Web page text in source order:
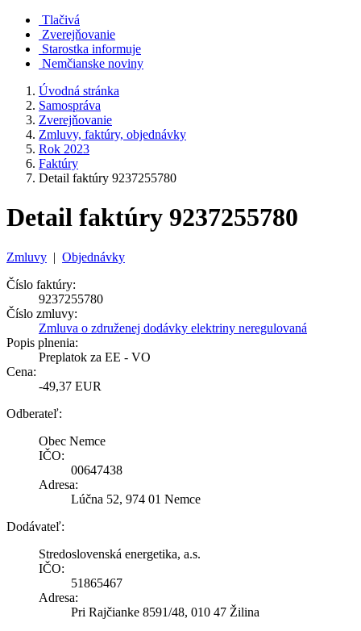
Tlačivá
Zverejňovanie
Starostka informuje
Nemčianske noviny
Úvodná stránka
Samospráva
Zverejňovanie
Zmluvy, faktúry, objednávky
Rok 2023
Faktúry
Detail faktúry 9237255780
Detail faktúry 9237255780
Zmluvy | Objednávky
Číslo faktúry:
9237255780
Číslo zmluvy:
Zmluva o združenej dodávky elektriny neregulovaná
Popis plnenia:
Preplatok za EE - VO
Cena:
-49,37 EUR
Odberateľ:
Obec Nemce
IČO:
00647438
Adresa:
Lúčna 52, 974 01 Nemce
Dodávateľ:
Stredoslovenská energetika, a.s.
IČO:
51865467
Adresa:
Pri Rajčianke 8591/48, 010 47 Žilina